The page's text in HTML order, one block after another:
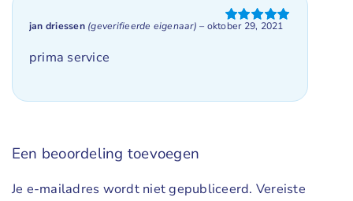
Gewaardeerd
jan driessen (geverifieerde eigenaar) – oktober 29, 2021
prima service
Een beoordeling toevoegen
Je e-mailadres wordt niet gepubliceerd. Vereiste